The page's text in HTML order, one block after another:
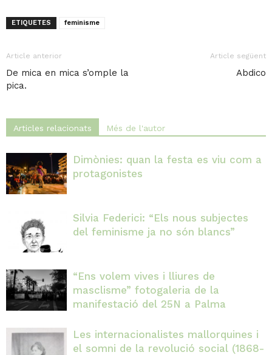
ETIQUETES feminisme
Article anterior
De mica en mica s’omple la
pica.
Article següent
Abdico
Articles relacionats Més de l'autor
Dimònies: quan la festa es viu com a
protagonistes
Silvia Federici: “Els nous subjectes
del feminisme ja no són blancs”
“Ens volem vives i lliures de
masclisme” fotogaleria de la
manifestació del 25N a Palma
Les internacionalistes mallorquines i
el somni de la revolució social (1868-